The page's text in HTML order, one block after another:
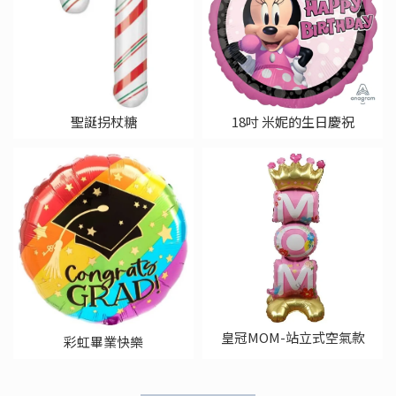
聖誕拐杖糖 18吋 米妮的生日慶祝
彩虹畢業快樂 皇冠MOM-站立式空氣款